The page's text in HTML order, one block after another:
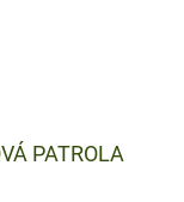
PATROLA